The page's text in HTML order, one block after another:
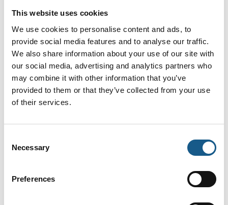
This website uses cookies
We use cookies to personalise content and ads, to
provide social media features and to analyse our traffic.
We also share information about your use of our site with
our social media, advertising and analytics partners who
may combine it with other information that you’ve
provided to them or that they’ve collected from your use
of their services.
Selection
Necessary
Preferences
PNOZmulti 2 nu i
overensstemmelse
med
maskinforordningen
Med de konfigurerbare,
sikre, små styringer
PNOZmulti 2 fra Pilz kan
implementere kravene i
2023/1230 (MR). EU-
An X-Ray Scanner
application (1st.
generation), was
dripping oil from the
linear guideways
installed for vertical and